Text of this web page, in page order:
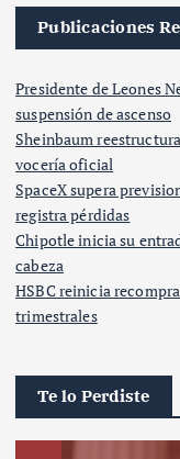
Publicaciones
Presidente de Leones
suspensión de ascenso
Sheinbaum
vocería oficial
SpaceX supera
registra pérdidas
Chipotle inicia su
cabeza
HSBC reinicia
trimestrales
Te lo Perdiste